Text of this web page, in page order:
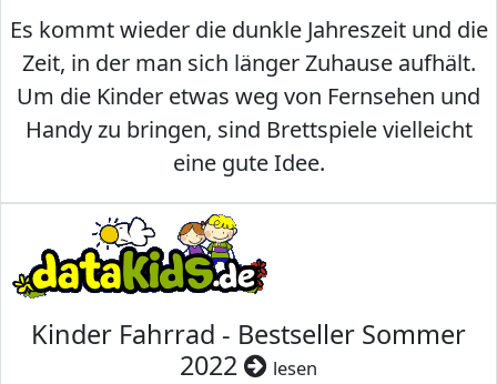
Es kommt wieder die dunkle Jahreszeit und die
Zeit, in der man sich länger Zuhause aufhält.
Um die Kinder etwas weg von Fernsehen und
Handy zu bringen, sind Brettspiele vielleicht
eine gute Idee.
Kinder Fahrrad - Bestseller Sommer
2022
lesen